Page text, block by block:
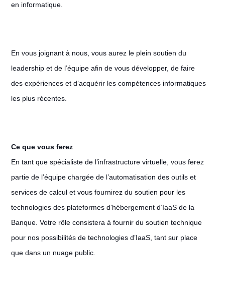
en informatique.
En vous joignant à nous, vous aurez le plein soutien du
leadership et de l’équipe afin de vous développer, de faire
des expériences et d’acquérir les compétences informatiques
les plus récentes.
Ce que vous ferez
En tant que spécialiste de l’infrastructure virtuelle, vous ferez
partie de l’équipe chargée de l’automatisation des outils et
services de calcul et vous fournirez du soutien pour les
technologies des plateformes d’hébergement d’IaaS de la
Banque. Votre rôle consistera à fournir du soutien technique
pour nos possibilités de technologies d’IaaS, tant sur place
que dans un nuage public.